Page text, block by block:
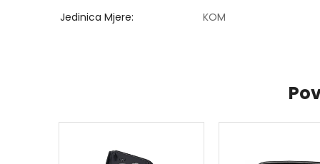
Jedinica Mjere KOM